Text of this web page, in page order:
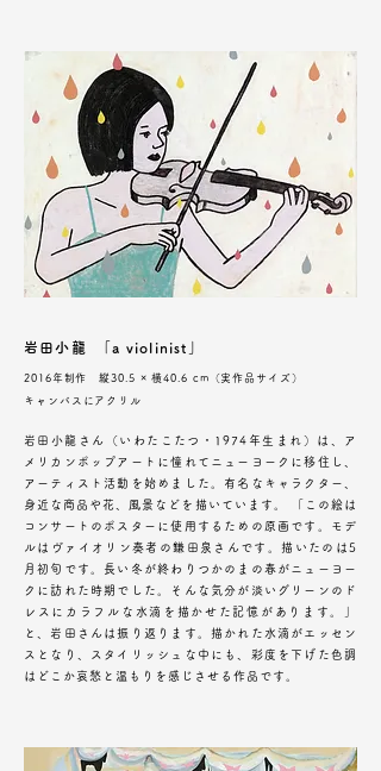
岩田小龍 「a violinist」
2016年制作 縦30.5 × 横40.6 cm（実作品サイズ）
キャンバスにアクリル
岩田小龍さん（いわたこたつ・1974年生まれ）は、ア
メリカンポップアートに憧れてニューヨークに移住し、
アーティスト活動を始めました。有名なキャラクター、
身近な商品や花、風景などを描いています。 「この絵は
コンサートのポスターに使用するための原画です。モデ
ルはヴァイオリン奏者の鎌田泉さんです。描いたのは5
月初旬です。長い冬が終わりつかのまの春がニューヨー
クに訪れた時期でした。そんな気分が淡いグリーンのド
レスにカラフルな水滴を描かせた記憶があります。」
と、岩田さんは振り返ります。描かれた水滴がエッセン
スとなり、スタイリッシュな中にも、彩度を下げた色調
はどこか哀愁と温もりを感じさせる作品です。